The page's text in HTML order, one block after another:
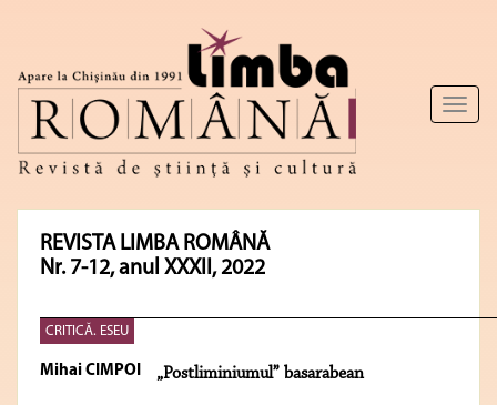
Toggle
REVISTA LIMBA ROMÂNĂ
Nr. 7-12, anul XXXII, 2022
CRITICĂ. ESEU
Mihai CIMPOI „Postliminiumul” basarabean